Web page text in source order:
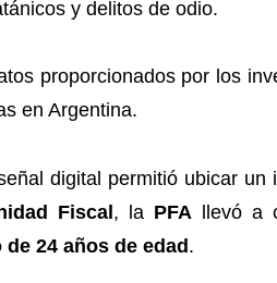
y delitos de odio.
proporcionados por los
en Argentina.
digital permitió ubicar
Fiscal, la PFA llevó a
24 años de edad.